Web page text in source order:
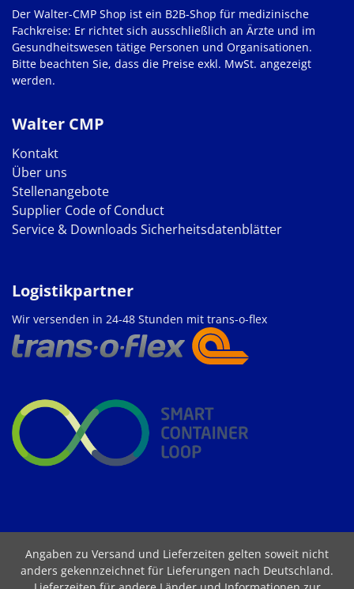
Walter CMP
Kontakt
Über uns
Stellenangebote
Supplier Code of Conduct
Service & Downloads Sicherheitsdatenblätter
Der Walter-CMP Shop ist ein B2B-Shop für medizinische
Fachkreise: Er richtet sich ausschließlich an Ärzte und im
Gesundheitswesen tätige Personen und Organisationen.
Bitte beachten Sie, dass die Preise exkl. MwSt. angezeigt
werden.
Logistikpartner
Wir versenden in 24-48 Stunden mit trans-o-flex
Angaben zu Versand und Lieferzeiten gelten soweit nicht
anders gekennzeichnet für Lieferungen nach Deutschland.